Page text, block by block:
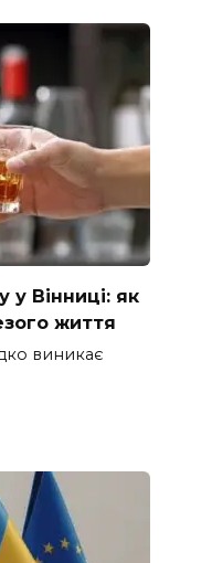
у Вінниці: як
життя
виникає